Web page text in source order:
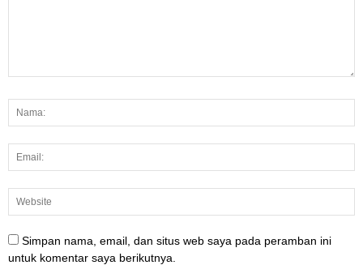
Simpan nama, email, dan situs web saya pada peramban ini
untuk komentar saya berikutnya.